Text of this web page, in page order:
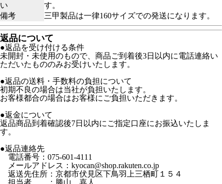
い
す。
備考
三甲製品は一律160サイズでの発送になります。
返品について
●返品を受け付ける条件
未開封・未使用のもので、商品ご到着後3日以内に電話連絡い
ただいたもののみお受けいたします。
●返品の送料・手数料の負担について
初期不良の場合は当社が負担いたします。
お客様都合の場合はお客様にご負担いただきます。
●返金について
返品商品到着確認後7日以内にご指定口座にお振込いたしま
す。
●返品連絡先
電話番号：075-601-4111
メールアドレス：kyocan@shop.rakuten.co.jp
返送先住所：京都市伏見区下鳥羽上三栖町１５４
担当者 ：勝山 嘉人